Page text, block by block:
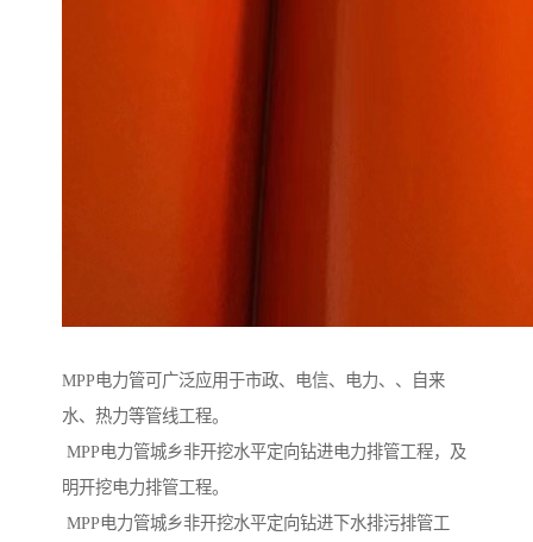
MPP电力管可广泛应用于市政、电信、电力、、自来
水、热力等管线工程。
MPP电力管城乡非开挖水平定向钻进电力排管工程，及
明开挖电力排管工程。
MPP电力管城乡非开挖水平定向钻进下水排污排管工